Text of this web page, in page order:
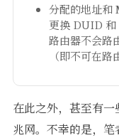
分配的地址和
更换 DUID 和
路由器不会路
（即不可在路
在此之外，甚至有
兆网。不幸的是，